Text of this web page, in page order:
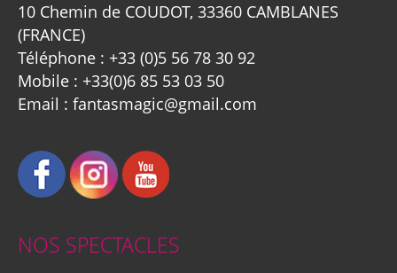
10 Chemin de COUDOT, 33360 CAMBLANES
(FRANCE)
Téléphone : +33 (0)5 56 78 30 92
Mobile : +33(0)6 85 53 03 50
Email : fantasmagic@gmail.com
NOS SPECTACLES